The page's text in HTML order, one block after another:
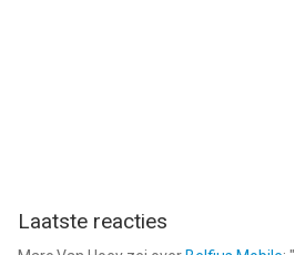
Laatste reacties